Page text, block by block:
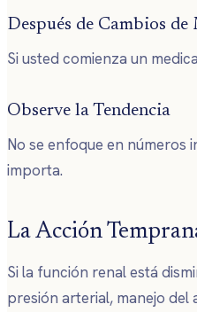
Después de Cambios
Si usted comienza un
Observe la Tendencia
No se enfoque en números
importa.
La Acción
Si la función renal está
presión arterial, manejo del